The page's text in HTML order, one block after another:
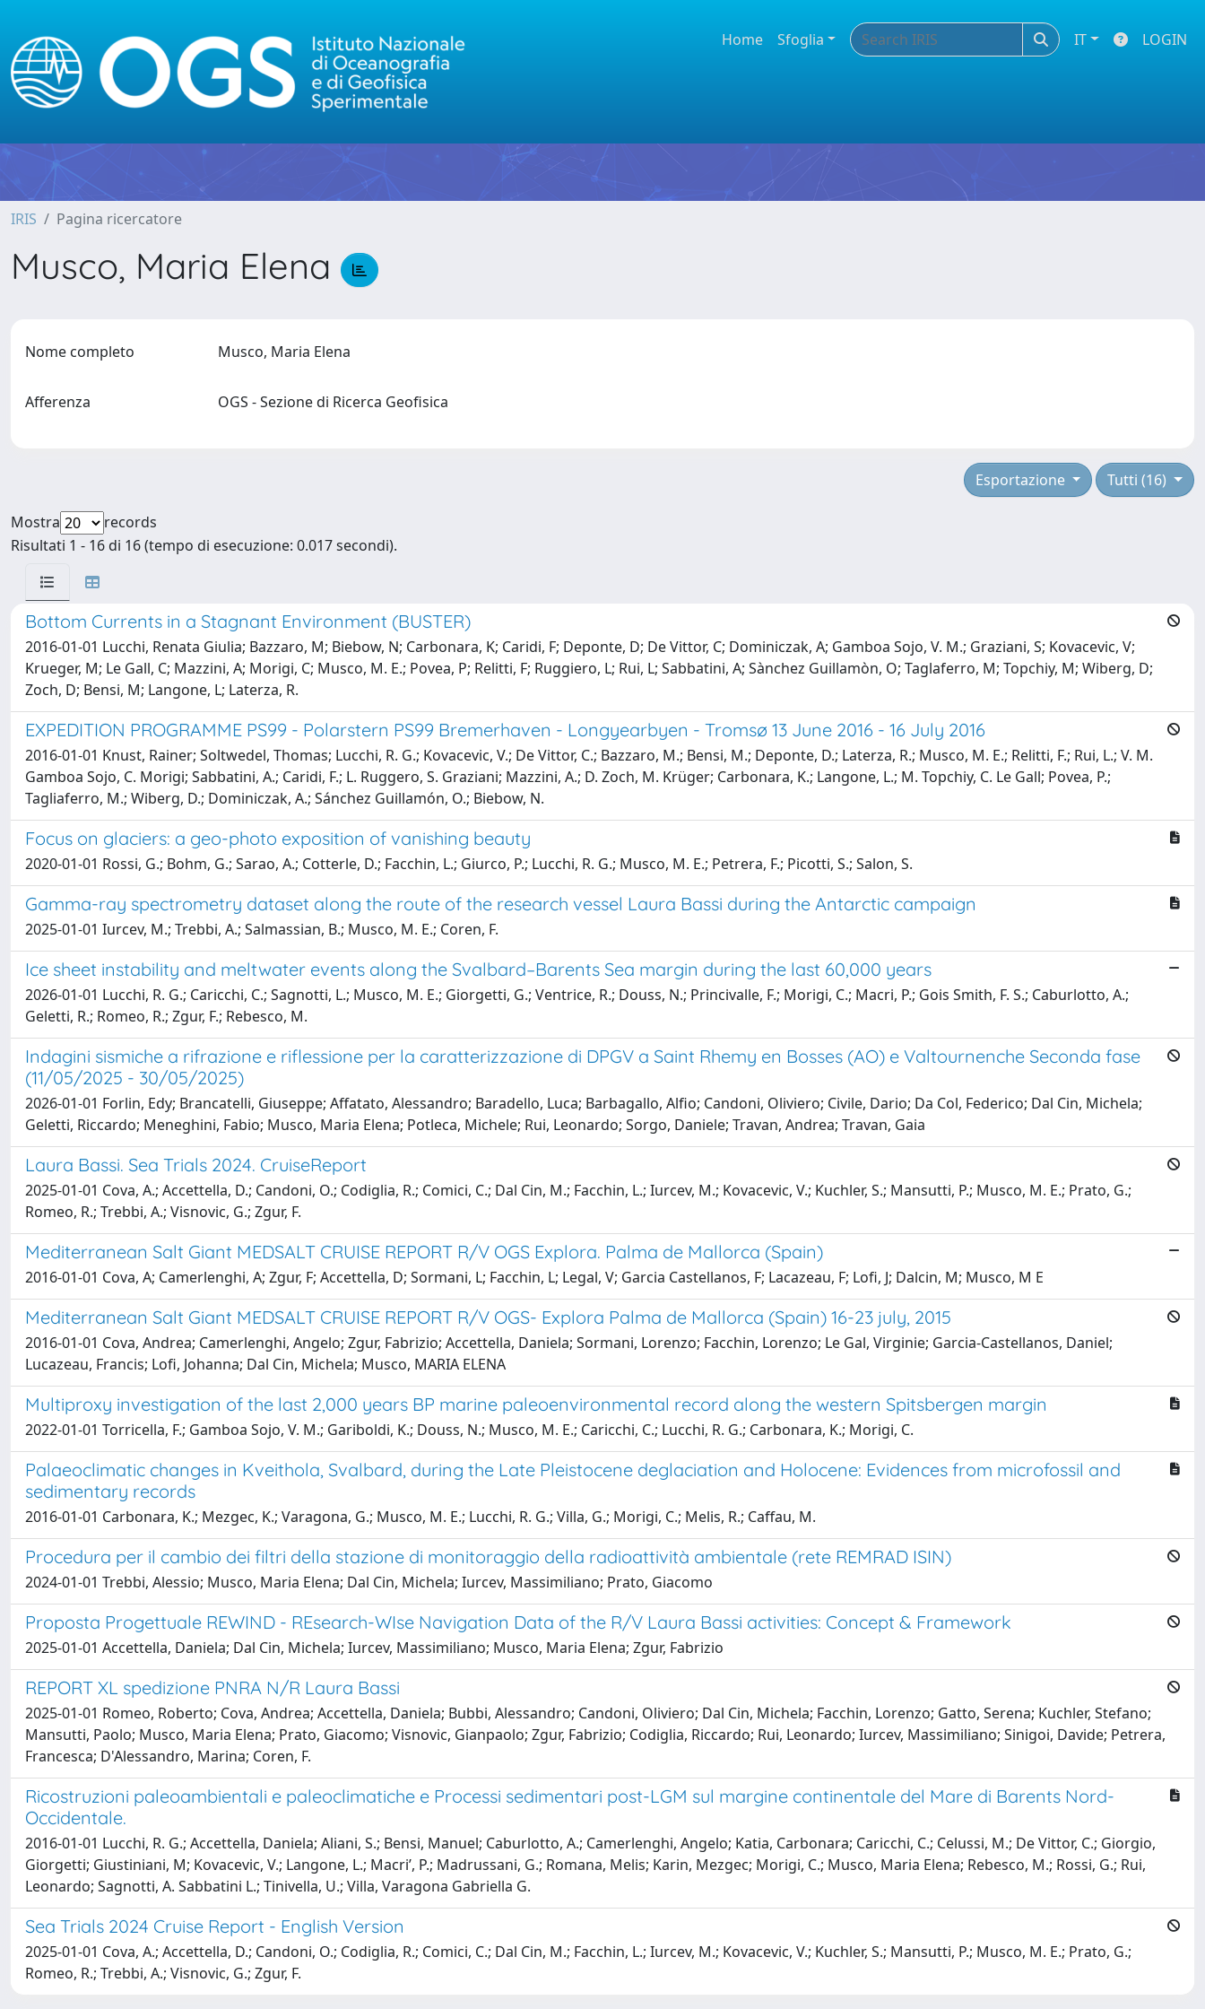
Home Sfoglia IT LOGIN
IRIS Pagina ricercatore
Musco, Maria Elena
Nome completo Musco, Maria Elena
Afferenza OGS - Sezione di Ricerca Geofisica
Tutti (16)
Esportazione
Mostra
records
Risultati 1 - 16 di 16 (tempo di esecuzione: 0.017 secondi).
Bottom Currents in a Stagnant Environment (BUSTER)
2016-01-01 Lucchi, Renata Giulia; Bazzaro, M; Biebow, N; Carbonara, K; Caridi, F; Deponte, D; De Vittor, C; Dominiczak, A; Gamboa Sojo, V. M.; Graziani, S; Kovacevic, V;
Krueger, M; Le Gall, C; Mazzini, A; Morigi, C; Musco, M. E.; Povea, P; Relitti, F; Ruggiero, L; Rui, L; Sabbatini, A; Sànchez Guillamòn, O; Taglaferro, M; Topchiy, M; Wiberg, D;
Zoch, D; Bensi, M; Langone, L; Laterza, R.
EXPEDITION PROGRAMME PS99 - Polarstern PS99 Bremerhaven - Longyearbyen - Tromsø 13 June 2016 - 16 July 2016
2016-01-01 Knust, Rainer; Soltwedel, Thomas; Lucchi, R. G.; Kovacevic, V.; De Vittor, C.; Bazzaro, M.; Bensi, M.; Deponte, D.; Laterza, R.; Musco, M. E.; Relitti, F.; Rui, L.; V. M.
Gamboa Sojo, C. Morigi; Sabbatini, A.; Caridi, F.; L. Ruggero, S. Graziani; Mazzini, A.; D. Zoch, M. Krüger; Carbonara, K.; Langone, L.; M. Topchiy, C. Le Gall; Povea, P.;
Tagliaferro, M.; Wiberg, D.; Dominiczak, A.; Sánchez Guillamón, O.; Biebow, N.
Focus on glaciers: a geo-photo exposition of vanishing beauty
2020-01-01 Rossi, G.; Bohm, G.; Sarao, A.; Cotterle, D.; Facchin, L.; Giurco, P.; Lucchi, R. G.; Musco, M. E.; Petrera, F.; Picotti, S.; Salon, S.
Gamma-ray spectrometry dataset along the route of the research vessel Laura Bassi during the Antarctic campaign
2025-01-01 Iurcev, M.; Trebbi, A.; Salmassian, B.; Musco, M. E.; Coren, F.
Ice sheet instability and meltwater events along the Svalbard–Barents Sea margin during the last 60,000 years
2026-01-01 Lucchi, R. G.; Caricchi, C.; Sagnotti, L.; Musco, M. E.; Giorgetti, G.; Ventrice, R.; Douss, N.; Princivalle, F.; Morigi, C.; Macri, P.; Gois Smith, F. S.; Caburlotto, A.;
Geletti, R.; Romeo, R.; Zgur, F.; Rebesco, M.
Indagini sismiche a rifrazione e riflessione per la caratterizzazione di DPGV a Saint Rhemy en Bosses (AO) e Valtournenche Seconda fase
(11/05/2025 - 30/05/2025)
2026-01-01 Forlin, Edy; Brancatelli, Giuseppe; Affatato, Alessandro; Baradello, Luca; Barbagallo, Alfio; Candoni, Oliviero; Civile, Dario; Da Col, Federico; Dal Cin, Michela;
Geletti, Riccardo; Meneghini, Fabio; Musco, Maria Elena; Potleca, Michele; Rui, Leonardo; Sorgo, Daniele; Travan, Andrea; Travan, Gaia
Laura Bassi. Sea Trials 2024. CruiseReport
2025-01-01 Cova, A.; Accettella, D.; Candoni, O.; Codiglia, R.; Comici, C.; Dal Cin, M.; Facchin, L.; Iurcev, M.; Kovacevic, V.; Kuchler, S.; Mansutti, P.; Musco, M. E.; Prato, G.;
Romeo, R.; Trebbi, A.; Visnovic, G.; Zgur, F.
Mediterranean Salt Giant MEDSALT CRUISE REPORT R/V OGS Explora. Palma de Mallorca (Spain)
2016-01-01 Cova, A; Camerlenghi, A; Zgur, F; Accettella, D; Sormani, L; Facchin, L; Legal, V; Garcia Castellanos, F; Lacazeau, F; Lofi, J; Dalcin, M; Musco, M E
Mediterranean Salt Giant MEDSALT CRUISE REPORT R/V OGS- Explora Palma de Mallorca (Spain) 16-23 july, 2015
2016-01-01 Cova, Andrea; Camerlenghi, Angelo; Zgur, Fabrizio; Accettella, Daniela; Sormani, Lorenzo; Facchin, Lorenzo; Le Gal, Virginie; Garcia-Castellanos, Daniel;
Lucazeau, Francis; Lofi, Johanna; Dal Cin, Michela; Musco, MARIA ELENA
Multiproxy investigation of the last 2,000 years BP marine paleoenvironmental record along the western Spitsbergen margin
2022-01-01 Torricella, F.; Gamboa Sojo, V. M.; Gariboldi, K.; Douss, N.; Musco, M. E.; Caricchi, C.; Lucchi, R. G.; Carbonara, K.; Morigi, C.
Palaeoclimatic changes in Kveithola, Svalbard, during the Late Pleistocene deglaciation and Holocene: Evidences from microfossil and
sedimentary records
2016-01-01 Carbonara, K.; Mezgec, K.; Varagona, G.; Musco, M. E.; Lucchi, R. G.; Villa, G.; Morigi, C.; Melis, R.; Caffau, M.
Procedura per il cambio dei filtri della stazione di monitoraggio della radioattività ambientale (rete REMRAD ISIN)
2024-01-01 Trebbi, Alessio; Musco, Maria Elena; Dal Cin, Michela; Iurcev, Massimiliano; Prato, Giacomo
Proposta Progettuale REWIND - REsearch-WIse Navigation Data of the R/V Laura Bassi activities: Concept & Framework
2025-01-01 Accettella, Daniela; Dal Cin, Michela; Iurcev, Massimiliano; Musco, Maria Elena; Zgur, Fabrizio
REPORT XL spedizione PNRA N/R Laura Bassi
2025-01-01 Romeo, Roberto; Cova, Andrea; Accettella, Daniela; Bubbi, Alessandro; Candoni, Oliviero; Dal Cin, Michela; Facchin, Lorenzo; Gatto, Serena; Kuchler, Stefano;
Mansutti, Paolo; Musco, Maria Elena; Prato, Giacomo; Visnovic, Gianpaolo; Zgur, Fabrizio; Codiglia, Riccardo; Rui, Leonardo; Iurcev, Massimiliano; Sinigoi, Davide; Petrera,
Francesca; D'Alessandro, Marina; Coren, F.
Ricostruzioni paleoambientali e paleoclimatiche e Processi sedimentari post-LGM sul margine continentale del Mare di Barents Nord-
Occidentale.
2016-01-01 Lucchi, R. G.; Accettella, Daniela; Aliani, S.; Bensi, Manuel; Caburlotto, A.; Camerlenghi, Angelo; Katia, Carbonara; Caricchi, C.; Celussi, M.; De Vittor, C.; Giorgio,
Giorgetti; Giustiniani, M; Kovacevic, V.; Langone, L.; Macri’, P.; Madrussani, G.; Romana, Melis; Karin, Mezgec; Morigi, C.; Musco, Maria Elena; Rebesco, M.; Rossi, G.; Rui,
Leonardo; Sagnotti, A. Sabbatini L.; Tinivella, U.; Villa, Varagona Gabriella G.
Sea Trials 2024 Cruise Report - English Version
2025-01-01 Cova, A.; Accettella, D.; Candoni, O.; Codiglia, R.; Comici, C.; Dal Cin, M.; Facchin, L.; Iurcev, M.; Kovacevic, V.; Kuchler, S.; Mansutti, P.; Musco, M. E.; Prato, G.;
Romeo, R.; Trebbi, A.; Visnovic, G.; Zgur, F.